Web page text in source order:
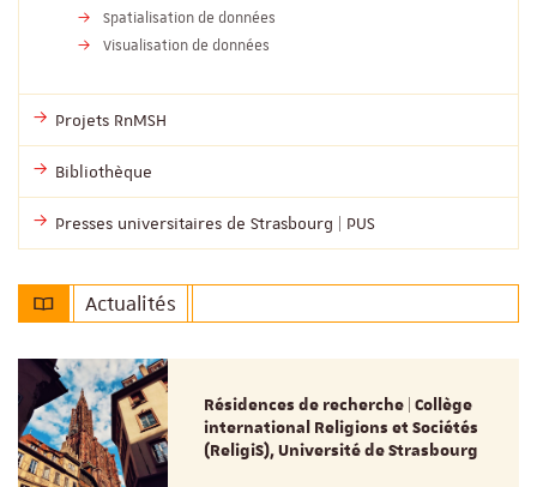
Spatialisation de données
Visualisation de données
Projets RnMSH
Bibliothèque
Presses universitaires de Strasbourg | PUS
Actualités
Résidences de recherche | Collège
international Religions et Sociétés
(ReligiS), Université de Strasbourg